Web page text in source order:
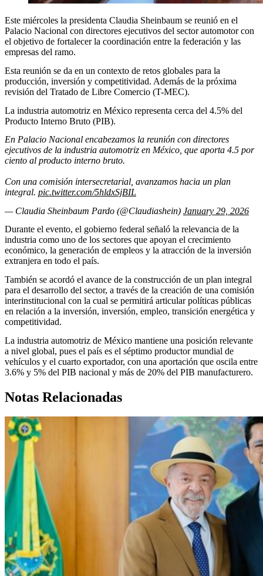
Este miércoles la presidenta Claudia Sheinbaum se reunió en el
Palacio Nacional con directores ejecutivos del sector automotor con
el objetivo de fortalecer la coordinación entre la federación y las
empresas del ramo.
Esta reunión se da en un contexto de retos globales para la
producción, inversión y competitividad. Además de la próxima
revisión del Tratado de Libre Comercio (T-MEC).
La industria automotriz en México representa cerca del 4.5% del
Producto Interno Bruto (PIB).
En Palacio Nacional encabezamos la reunión con directores
ejecutivos de la industria automotriz en México, que aporta 4.5 por
ciento al producto interno bruto.
Con una comisión intersecretarial, avanzamos hacia un plan
integral. pic.twitter.com/5hldxSjBIL
— Claudia Sheinbaum Pardo (@Claudiashein) January 29, 2026
Durante el evento, el gobierno federal señaló la relevancia de la
industria como uno de los sectores que apoyan el crecimiento
económico, la generación de empleos y la atracción de la inversión
extranjera en todo el país.
También se acordó el avance de la construcción de un plan integral
para el desarrollo del sector, a través de la creación de una comisión
interinstitucional con la cual se permitirá articular políticas públicas
en relación a la inversión, inversión, empleo, transición energética y
competitividad.
La industria automotriz de México mantiene una posición relevante
a nivel global, pues el país es el séptimo productor mundial de
vehículos y el cuarto exportador, con una aportación que oscila entre
3.6% y 5% del PIB nacional y más de 20% del PIB manufacturero.
Notas Relacionadas